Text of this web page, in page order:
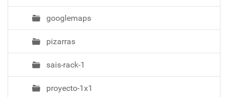
googlemaps
pizarras
sais-rack-1
proyecto-1x1